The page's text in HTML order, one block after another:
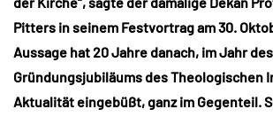
Pitters in seinem Festvortrag am 30.
Aussage hat 20 Jahre danach, im Jahr
Gründungsjubiläums des Theologischen
Aktualität eingebüßt, ganz im Gegenteil.